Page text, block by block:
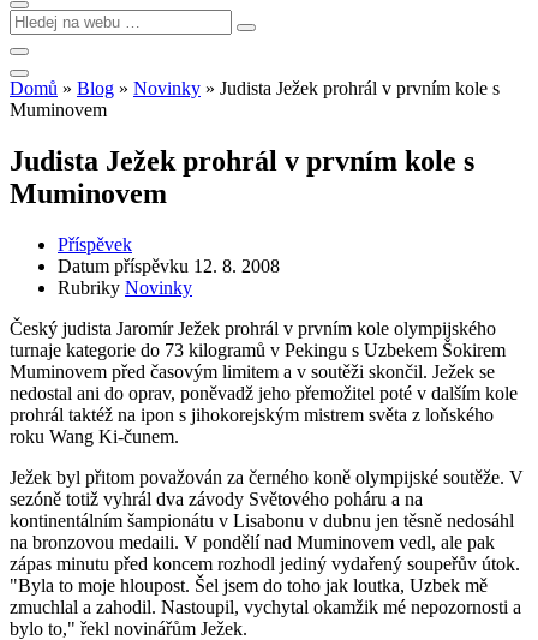
Domů » Blog » Novinky » Judista Ježek prohrál v prvním kole s
Muminovem
Judista Ježek prohrál v prvním kole s
Muminovem
Příspěvek
Datum příspěvku 12. 8. 2008
Rubriky Novinky
Český judista Jaromír Ježek prohrál v prvním kole olympijského
turnaje kategorie do 73 kilogramů v Pekingu s Uzbekem Šokirem
Muminovem před časovým limitem a v soutěži skončil. Ježek se
nedostal ani do oprav, poněvadž jeho přemožitel poté v dalším kole
prohrál taktéž na ipon s jihokorejským mistrem světa z loňského
roku Wang Ki-čunem.
Ježek byl přitom považován za černého koně olympijské soutěže. V
sezóně totiž vyhrál dva závody Světového poháru a na
kontinentálním šampionátu v Lisabonu v dubnu jen těsně nedosáhl
na bronzovou medaili. V pondělí nad Muminovem vedl, ale pak
zápas minutu před koncem rozhodl jediný vydařený soupeřův útok.
"Byla to moje hloupost. Šel jsem do toho jak loutka, Uzbek mě
zmuchlal a zahodil. Nastoupil, vychytal okamžik mé nepozornosti a
bylo to," řekl novinářům Ježek.